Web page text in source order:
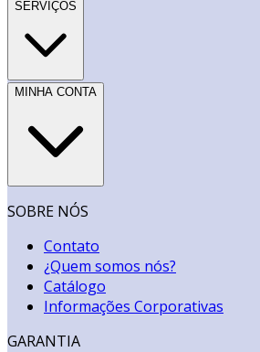
SERVIÇOS
MINHA CONTA
SOBRE NÓS
Contato
¿Quem somos nós?
Catálogo
Informações Corporativas
GARANTIA